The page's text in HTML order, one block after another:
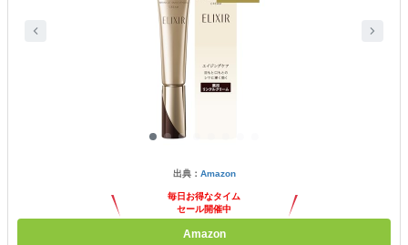
出典： Amazon
毎日お得なタイム
セール開催中
Amazon